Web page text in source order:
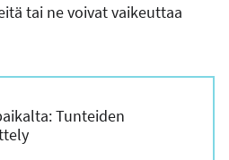
tai ne voivat vaikeuttaa
Tunteiden